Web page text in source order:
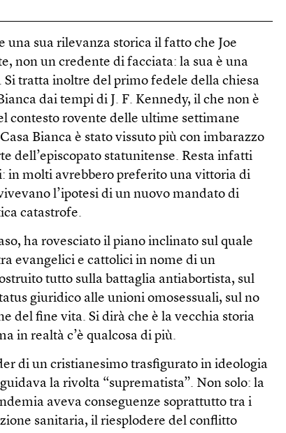
una sua rilevanza storica il fatto che Joe
non un credente di facciata: la sua è una
tratta inoltre del primo fedele della chiesa
dai tempi di J. F. Kennedy, il che non è
contesto rovente delle ultime settimane
Bianca è stato vissuto più con imbarazzo
dell’episcopato statunitense. Resta infatti
in molti avrebbero preferito una vittoria di
l’ipotesi di un nuovo mandato di
catastrofe.
ha rovesciato il piano inclinato sul quale
evangelici e cattolici in nome di un
tutto sulla battaglia antiabortista, sul
giuridico alle unioni omosessuali, sul no
del fine vita. Si dirà che è la vecchia storia
in realtà c’è qualcosa di più.
di un cristianesimo trasfigurato in ideologia
la rivolta “suprematista”. Non solo: la
aveva conseguenze soprattutto tra i
sanitaria, il riesplodere del conflitto